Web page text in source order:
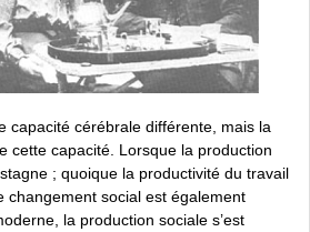
capacité cérébrale différente, mais la
cette capacité. Lorsque la production
; quoique la productivité du travail
changement social est également
la production sociale s’est